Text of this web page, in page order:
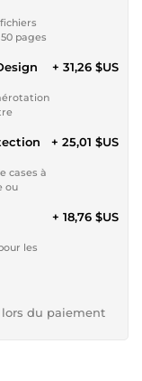
pages
+ 31,26 $US
cases à
ou
+ 25,01 $US
les
+ 18,76 $US
du paiement